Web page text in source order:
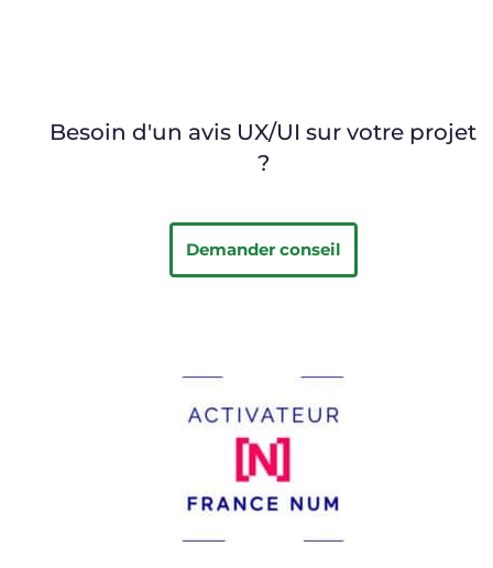
Besoin d'un avis UX/UI sur votre projet
?
Demander conseil